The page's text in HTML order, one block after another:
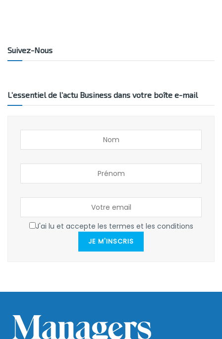
Suivez-Nous
L’essentiel de l’actu Business dans votre boîte e-mail
J'ai lu et accepte les termes et les conditions
JE M'INSCRIS